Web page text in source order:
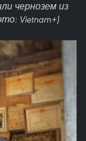
чернозем из
Vietnam+)